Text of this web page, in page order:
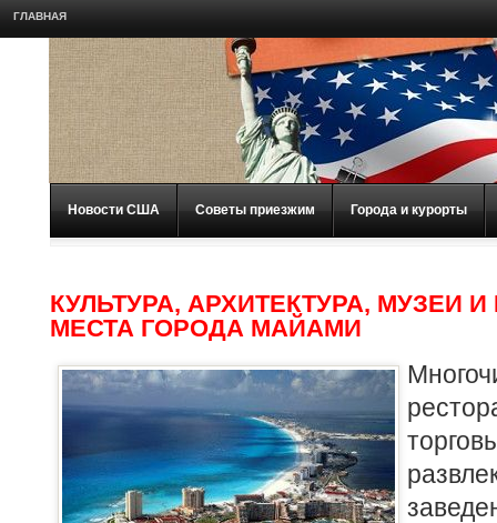
ГЛАВНАЯ
Новости США Советы приезжим Города и курорты
КУЛЬТУРА, АРХИТЕКТУРА, МУЗЕИ
МЕСТА ГОРОДА МАЙАМИ